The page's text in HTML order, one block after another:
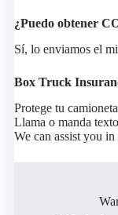
¿Puedo obtener
Sí, lo enviamos el
Box Truck
Protege tu
Llama o manda
We can assist you